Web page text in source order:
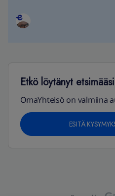
Etkö löytänyt
OmaYhteisö on valmiina
ESITÄ